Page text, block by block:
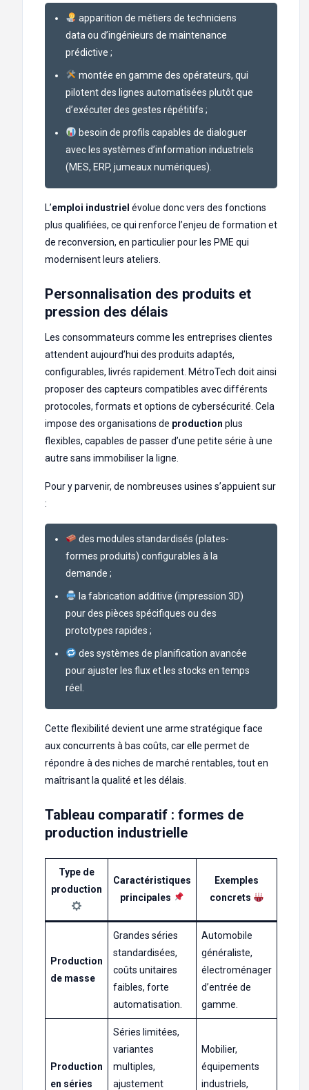
apparition de métiers de techniciens
data ou d’ingénieurs de maintenance
prédictive ;
montée en gamme des opérateurs, qui
pilotent des lignes automatisées plutôt que
d’exécuter des gestes répétitifs ;
besoin de profils capables de dialoguer
avec les systèmes d’information industriels
(MES, ERP, jumeaux numériques).
L’emploi industriel évolue donc vers des fonctions
plus qualifiées, ce qui renforce l’enjeu de formation et
de reconversion, en particulier pour les PME qui
modernisent leurs ateliers.
Personnalisation des produits et
pression des délais
Les consommateurs comme les entreprises clientes
attendent aujourd’hui des produits adaptés,
configurables, livrés rapidement. MétroTech doit ainsi
proposer des capteurs compatibles avec différents
protocoles, formats et options de cybersécurité. Cela
impose des organisations de production plus
flexibles, capables de passer d’une petite série à une
autre sans immobiliser la ligne.
Pour y parvenir, de nombreuses usines s’appuient sur
:
des modules standardisés (plates-
formes produits) configurables à la
demande ;
la fabrication additive (impression 3D)
pour des pièces spécifiques ou des
prototypes rapides ;
des systèmes de planification avancée
pour ajuster les flux et les stocks en temps
réel.
Cette flexibilité devient une arme stratégique face
aux concurrents à bas coûts, car elle permet de
répondre à des niches de marché rentables, tout en
maîtrisant la qualité et les délais.
Tableau comparatif : formes de
production industrielle
Type de
production
Caractéristiques
principales
Exemples
concrets
Production
de masse
Grandes séries
standardisées,
coûts unitaires
faibles, forte
automatisation.
Automobile
généraliste,
électroménager
d’entrée de
gamme.
Production
en séries
Séries limitées,
variantes
multiples,
ajustement
Mobilier,
équipements
industriels,